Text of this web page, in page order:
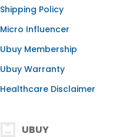
Shipping Policy
Micro Influencer
Ubuy Membership
Ubuy Warranty
Healthcare Disclaimer
UBUY